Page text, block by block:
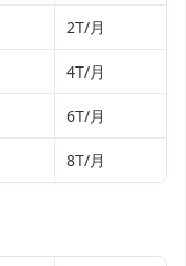
2T/月
4T/月
6T/月
8T/月